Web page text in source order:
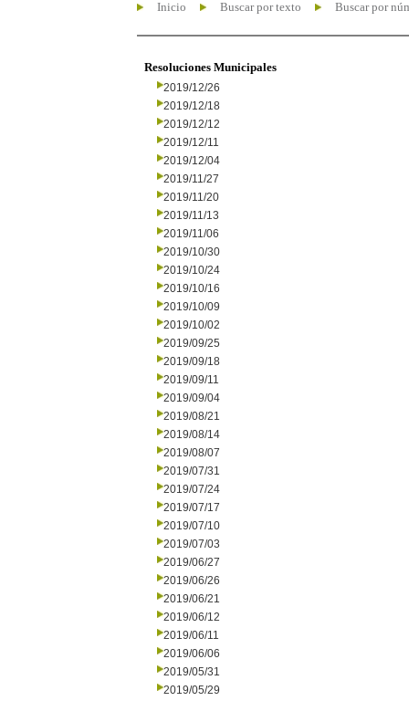
Inicio Buscar por texto Buscar por
Resoluciones Municipales
2019/12/26
2019/12/18
2019/12/12
2019/12/11
2019/12/04
2019/11/27
2019/11/20
2019/11/13
2019/11/06
2019/10/30
2019/10/24
2019/10/16
2019/10/09
2019/10/02
2019/09/25
2019/09/18
2019/09/11
2019/09/04
2019/08/21
2019/08/14
2019/08/07
2019/07/31
2019/07/24
2019/07/17
2019/07/10
2019/07/03
2019/06/27
2019/06/26
2019/06/21
2019/06/12
2019/06/11
2019/06/06
2019/05/31
2019/05/29